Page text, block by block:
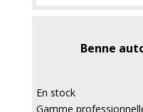
Benne
En stock
Gamme